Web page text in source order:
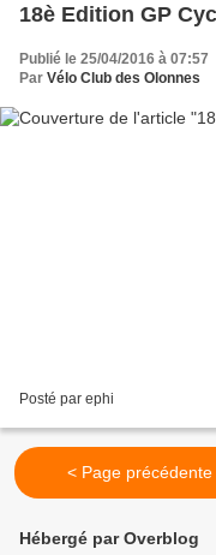
18è Edition GP
Publié le 25/04/2016 à 07:57
Par Vélo Club des Olonnes
Posté par ephi
< Page précédente
Hébergé par Overblog